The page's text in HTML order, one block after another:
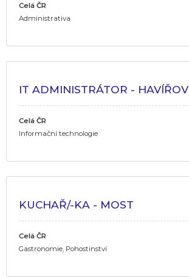
Celá ČR
Administrativa
IT ADMINISTRÁTOR - HAVÍŘOV
Celá ČR
Informační technologie
KUCHAŘ/-KA - MOST
Celá ČR
Gastronomie, Pohostinství